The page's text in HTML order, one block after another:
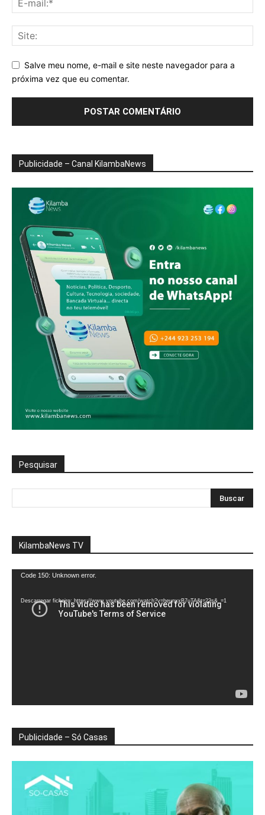
Salve meu nome, e-mail e site neste navegador para a
próxima vez que eu comentar.
Publicidade – Canal KilambaNews
Pesquisar
KilambaNews TV
Reprodutor
vídeo
Code 150: Unknown error.
Descarregar ficheiro: https://www.youtube.com/watch?v=heunxxB7uTA&t=22s&_=1
Publicidade – Só Casas